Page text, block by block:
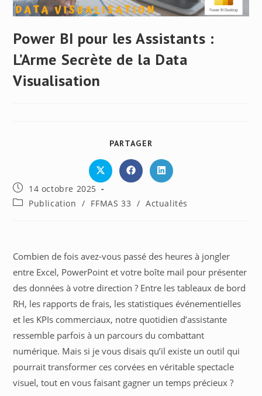
Power BI pour les Assistants :
L’Arme Secrète de la Data
Visualisation
PARTAGER
CONTENU
Ouvrir
dans
une
autre
fenêtre
Ouvrir
dans
autre
fenêtre
Ouvrir
dans
autre
fenêtre
Publication
publiée :
14 octobre 2025
PostPublication / FFMAS 33 / Actualités
Combien de fois avez-vous passé des heures à jongler
entre Excel, PowerPoint et votre boîte mail pour présenter
des données à votre direction ? Entre les tableaux de bord
RH, les rapports de frais, les statistiques événementielles
et les KPIs commerciaux, notre quotidien d’assistante
ressemble parfois à un parcours du combattant
numérique. Mais si je vous disais qu’il existe un outil qui
pourrait transformer ces corvées en véritable spectacle
visuel, tout en vous faisant gagner un temps précieux ?